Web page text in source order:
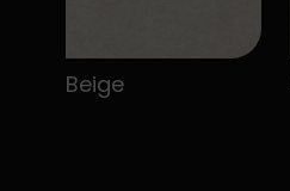
Beige